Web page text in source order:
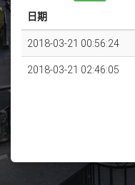
日期
2018-03-21 00:56:24
2018-03-21 02:46:05